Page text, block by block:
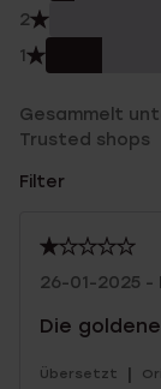
2
1
Gesammelt
Trusted shops
Filter
26-01-2025 -
Die
Übersetzt |